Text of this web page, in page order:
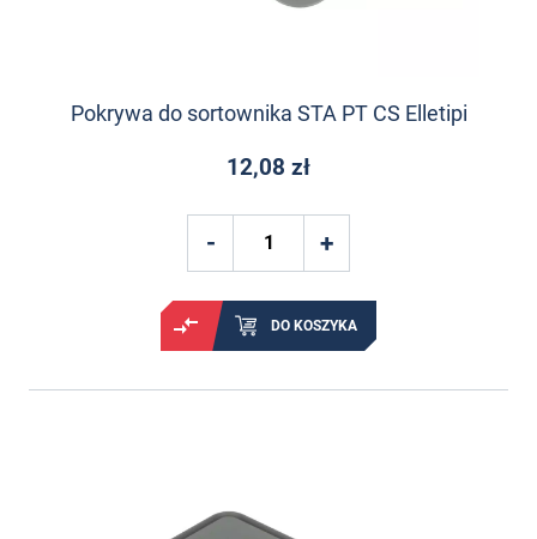
Pokrywa do sortownika STA PT CS Elletipi
12,08 zł
DO KOSZYKA